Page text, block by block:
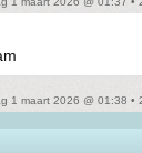
1 maart 2026 @ 01:38 •